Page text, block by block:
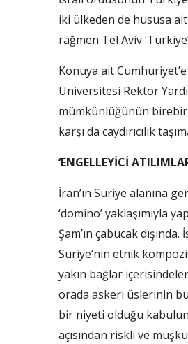
iki ülkeden de hususa
rağmen Tel Aviv
Konuya ait
Üniversitesi Rektör
mümkünlüğünün birebir
karşı da caydırıcılık
‘ENGELLEYİCİ
İran’ın Suriye alanına
‘domino’ yaklaşımıyla
Şam’ın çabucak
Suriye’nin etnik
yakın bağlar
orada askeri üslerinin
bir niyeti olduğu
açısından riskli ve